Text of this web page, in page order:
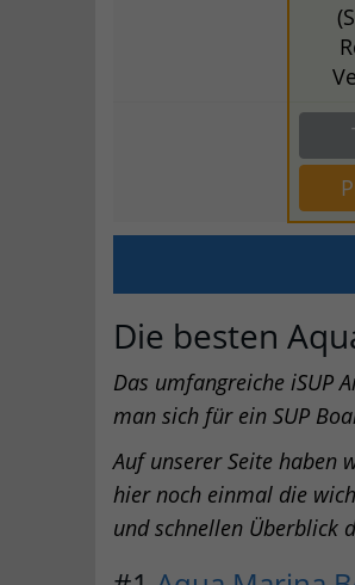
Die besten
Das umfangreiche iSUP
man sich für ein SUP
Auf unserer Seite haben
hier noch einmal die
und schnellen Überblick